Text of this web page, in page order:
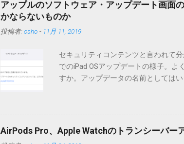
されてしまう不具合が存在しています。最新版へのア
entry.zipをダウンロードするにはここをクリックしてく
を見ると「_MACOSX」というフォルダと、同名のファ
うようです。） Ver.0.3.0以降用の差分ファイルはこち
バージョン番号と同じバージョン番号を持つパッチを
一つずつ順に適用していく必要があります。0.5.0以降
目的となっています。 まずはどんなふうに使うもの
ール本文の1行目にauthor（投稿者）を、2行目にカテ
定してください。使用するauthorとカテゴリは事前に
アップルのソフトウェア・アップデート画面
かならないものか
投稿者: osho - 11月 11, 2019
セキュリティコンテンツと言われて
でのiPad OSアップデートの様子。よ
すか。アップデータの名前としては
アップデートのセキュリティコンテ
ださい」の部分。 セキュリティコン
説明に困ります。人によってはここ
てきそうですよ。アップデートに限
AirPods Pro、Apple Watchのトランシーバー